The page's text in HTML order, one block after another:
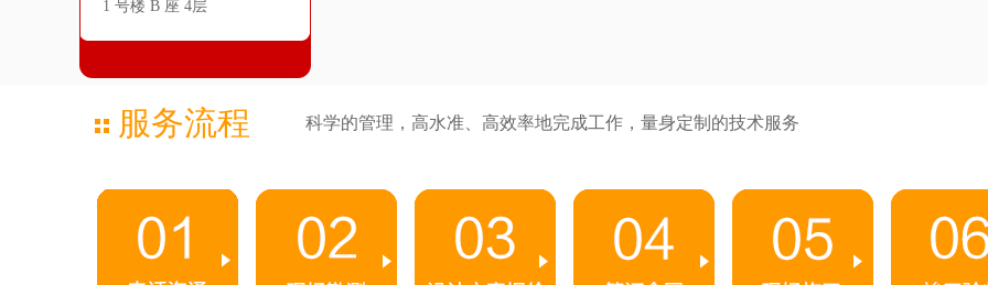
1 号楼 B 座 4层
服务流程 科学的管理，高水准、高效率地完成工作，量身定制的技术服务